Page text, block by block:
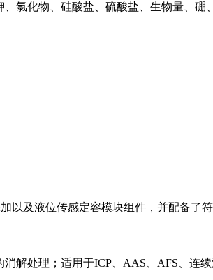
氯化物、硅酸盐、硫酸盐、生物量、硼
以及液位传感定容模块组件，并配备了
解处理；适用于ICP、AAS、AFS、连